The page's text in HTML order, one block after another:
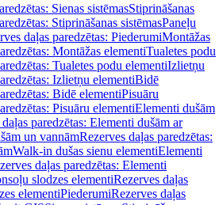
Sienas sistēmasStiprināšanas
Stiprināšanas sistēmasPaneļu
daļas paredzētas: PiederumiMontāžas
Montāžas elementiTualetes podu
Tualetes podu elementiIzlietņu
Izlietņu elementiBidē
Bidē elementiPisuāru
Pisuāru elementiElementi dušām
paredzētas: Elementi dušām ar
un vannāmRezerves daļas paredzētas:
Walk-in dušas sienu elementiElementi
daļas paredzētas: Elementi
slodzes elementiRezerves daļas
elementiPiederumiRezerves daļas